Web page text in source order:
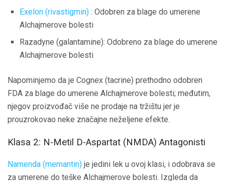
Exelon (rivastigmin) : Odobren za blage do umerene
Alchajmerove bolesti
Razadyne (galantamine): Odobreno za blage do umerene
Alchajmerove bolesti
Napominjemo da je Cognex (tacrine) prethodno odobren
FDA za blage do umerene Alchajmerove bolesti; međutim,
njegov proizvođač više ne prodaje na tržištu jer je
prouzrokovao neke značajne neželjene efekte.
Klasa 2: N-Metil D-Aspartat (NMDA) Antagonisti
Namenda (memantin) je jedini lek u ovoj klasi, i odobrava se
za umerene do teške Alchajmerove bolesti. Izgleda da